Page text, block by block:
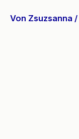
Von Zsuzsanna /